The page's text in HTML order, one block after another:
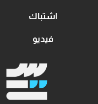
اشتباك
فيديو